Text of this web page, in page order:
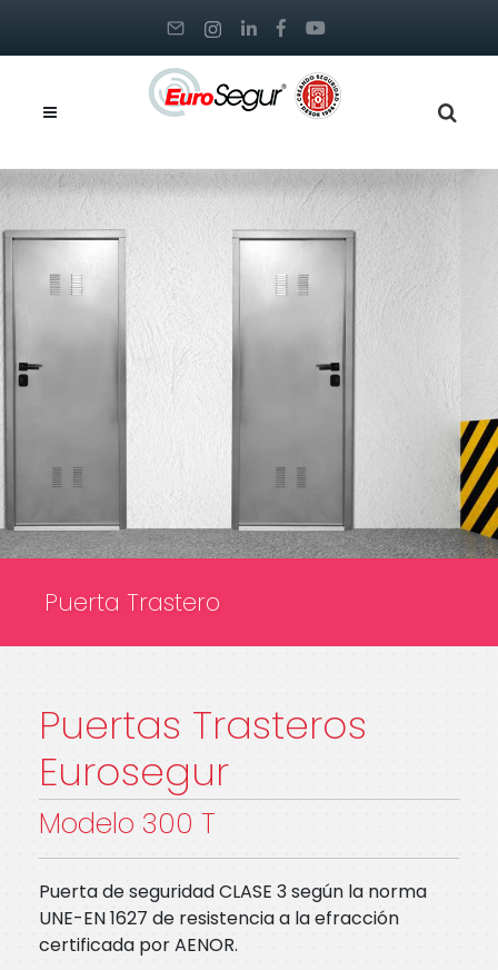
Puerta Trastero
Puertas Trasteros
Eurosegur
Modelo 300 T
Puerta de seguridad CLASE 3 según la norma
UNE-EN 1627 de resistencia a la efracción
certificada por AENOR.